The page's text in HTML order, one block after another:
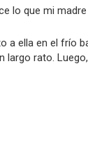
lo que mi
a ella en el frío
largo rato.